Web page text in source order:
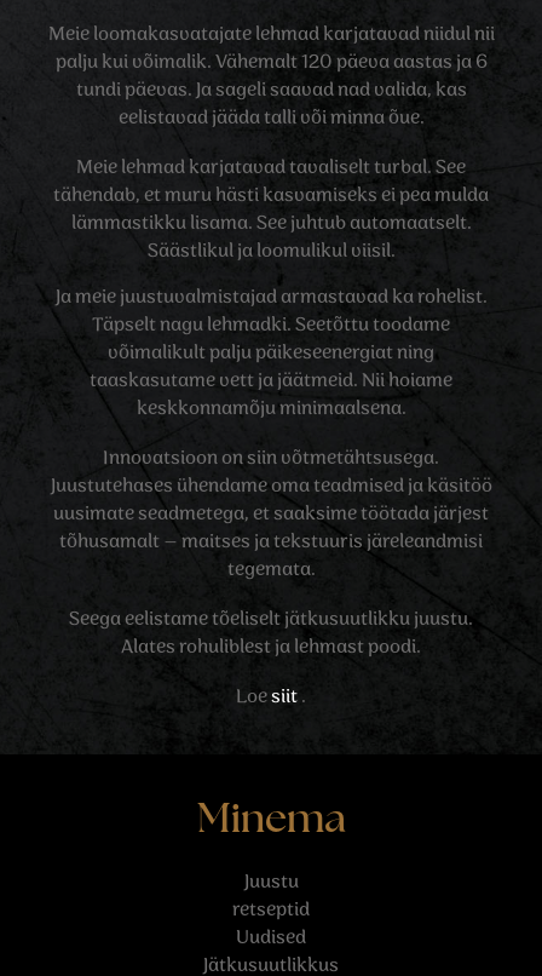
Meie loomakasvatajate lehmad karjatavad niidul nii
palju kui võimalik. Vähemalt 120 päeva aastas ja 6
tundi päevas. Ja sageli saavad nad valida, kas
eelistavad jääda talli või minna õue.
Meie lehmad karjatavad tavaliselt turbal. See
tähendab, et muru hästi kasvamiseks ei pea mulda
lämmastikku lisama. See juhtub automaatselt.
Säästlikul ja loomulikul viisil.
Ja meie juustuvalmistajad armastavad ka rohelist.
Täpselt nagu lehmadki. Seetõttu toodame
võimalikult palju päikeseenergiat ning
taaskasutame vett ja jäätmeid. Nii hoiame
keskkonnamõju minimaalsena.
Innovatsioon on siin võtmetähtsusega.
Juustutehases ühendame oma teadmised ja käsitöö
uusimate seadmetega, et saaksime töötada järjest
tõhusamalt – maitses ja tekstuuris järeleandmisi
tegemata.
Seega eelistame tõeliselt jätkusuutlikku juustu.
Alates rohuliblest ja lehmast poodi.
Loesiit.
Minema
Juustu
retseptid
Uudised
Jätkusuutlikkus